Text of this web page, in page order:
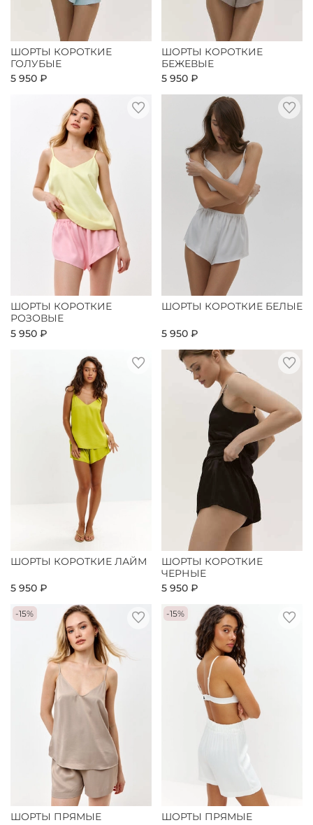
ШОРТЫ КОРОТКИЕ
ГОЛУБЫЕ
5 950 ₽
ШОРТЫ КОРОТКИЕ
БЕЖЕВЫЕ
5 950 ₽
ШОРТЫ КОРОТКИЕ
РОЗОВЫЕ
5 950 ₽
ШОРТЫ КОРОТКИЕ БЕЛЫЕ
5 950 ₽
ШОРТЫ КОРОТКИЕ ЛАЙМ
5 950 ₽
ШОРТЫ КОРОТКИЕ
ЧЕРНЫЕ
5 950 ₽
-15%
ШОРТЫ ПРЯМЫЕ
-15%
ШОРТЫ ПРЯМЫЕ